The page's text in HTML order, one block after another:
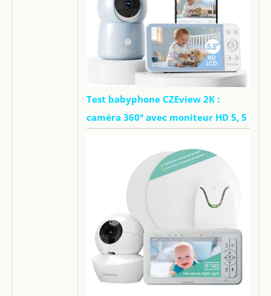
Test babyphone CZEview 2K :
caméra 360° avec moniteur HD 5, 5